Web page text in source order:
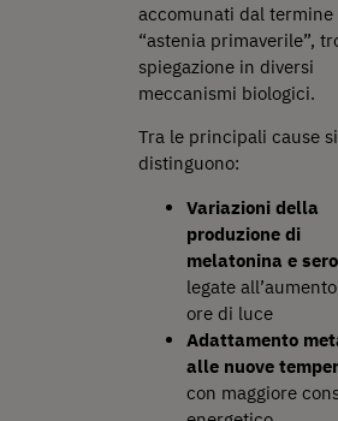
accomunati dal termine
“astenia primaverile”,
spiegazione in diversi
meccanismi biologici.
Tra le principali cause si
distinguono:
Variazioni della
produzione di
melatonina e
legate
ore di luce
Adattamento
alle nuove
con maggiore